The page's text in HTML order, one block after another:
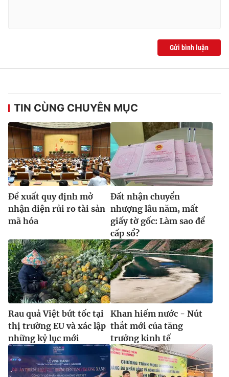
Gửi bình luận
TIN CÙNG CHUYÊN MỤC
Ðề xuất quy định mở
nhận diện rủi ro tài sản
mã hóa
Đất nhận chuyển
nhượng lâu năm, mất
giấy tờ gốc: Làm sao để
cấp sổ?
Rau quả Việt bứt tốc tại
thị trường EU và xác lập
những kỷ lục mới
Khan hiếm nước - Nút
thắt mới của tăng
trưởng kinh tế